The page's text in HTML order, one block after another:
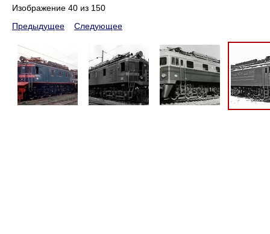
Изображение 40 из 150
Предыдущее
Следующее